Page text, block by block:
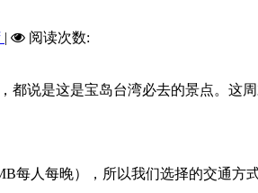
|
阅读次数:
都说是这是宝岛台湾必去的景点。这
每人每晚），所以我们选择的交通